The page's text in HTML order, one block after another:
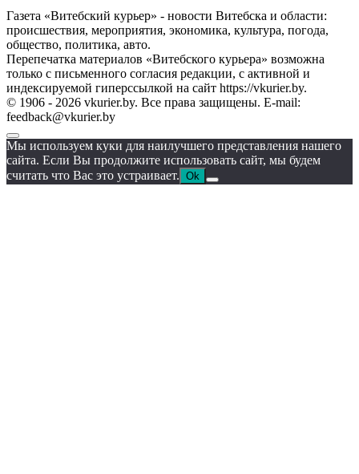
Газета «Витебский курьер» - новости Витебска и области:
происшествия, мероприятия, экономика, культура, погода,
общество, политика, авто.
Перепечатка материалов «Витебского курьера» возможна
только с письменного согласия редакции, с активной и
индексируемой гиперссылкой на сайт https://vkurier.by.
© 1906 - 2026 vkurier.by. Все права защищены. E-mail:
feedback@vkurier.by
Мы используем куки для наилучшего представления нашего
сайта. Если Вы продолжите использовать сайт, мы будем
считать что Вас это устраивает. Ok